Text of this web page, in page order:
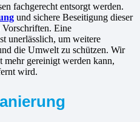
fachgerecht entsorgt werden.
und sichere Beseitigung dieser
Vorschriften. Eine
unerlässlich, um weitere
die Umwelt zu schützen. Wir
mehr gereinigt werden kann,
wird.